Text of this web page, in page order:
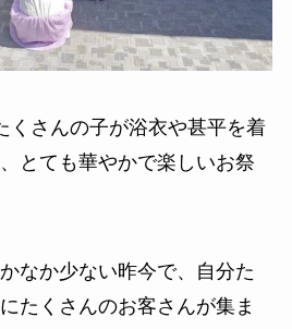
くさんの子が浴衣や甚平を着
とても華やかで楽しいお祭
なか少ない昨今で、自分た
たくさんのお客さんが集ま